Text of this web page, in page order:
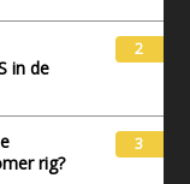
in de
2
rig?
3